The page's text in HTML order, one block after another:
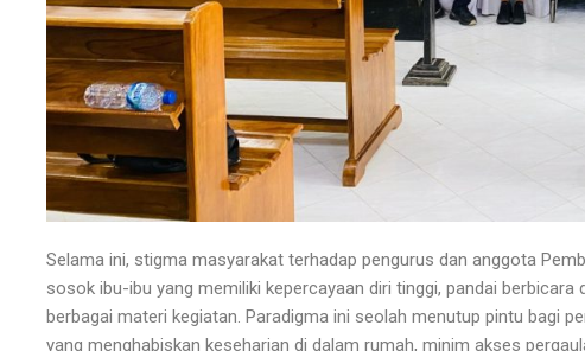
Selama ini, stigma masyarakat terhadap pengurus dan anggota
sosok ibu-ibu yang memiliki kepercayaan diri tinggi, pandai
berbagai materi kegiatan. Paradigma ini seolah menutup pintu bagi
yang menghabiskan keseharian di dalam rumah, minim akses